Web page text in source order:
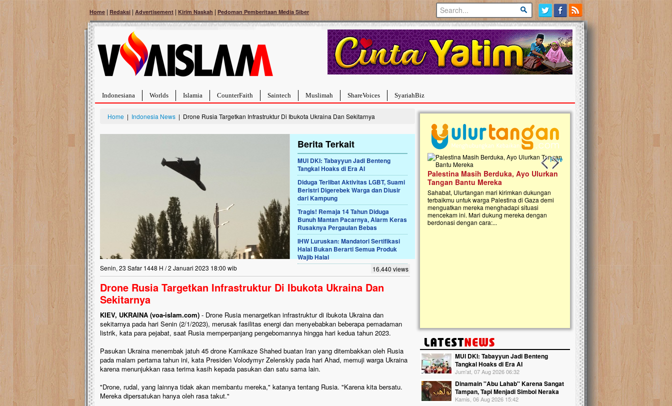
Home | Redaksi | Advertisement | Kirim Naskah | Pedoman Pemberitaan Media Siber
Indonesiana Worlds Islamia CounterFaith Saintech Muslimah ShareVoices SyariahBiz
Home | Indonesia News | Drone Rusia Targetkan Infrastruktur Di Ibukota Ukraina Dan Sekitarnya
Berita Terkait
MUI DKI: Tabayyun Jadi Benteng
Tangkal Hoaks di Era AI
Diduga Terlibat Aktivitas LGBT, Suami
Beristri Digerebek Warga dan Diusir
dari Kampung
Tragis! Remaja 14 Tahun Diduga
Bunuh Mantan Pacarnya, Alarm Keras
Rusaknya Pergaulan Bebas
IHW Luruskan: Mandatori Sertifikasi
Halal Bukan Berarti Semua Produk
Wajib Halal
Senin, 23 Safar 1448 H / 2 Januari 2023 18:00 wib 16.440 views
Drone Rusia Targetkan Infrastruktur Di Ibukota Ukraina Dan
Sekitarnya
KIEV, UKRAINA (voa-islam.com) - Drone Rusia menargetkan infrastruktur di ibukota Ukraina dan
sekitarnya pada hari Senin (2/1/2023), merusak fasilitas energi dan menyebabkan beberapa pemadaman
listrik, kata para pejabat, saat Rusia memperpanjang pengebomannya hingga hari kedua tahun 2023.
Pasukan Ukraina menembak jatuh 45 drone Kamikaze Shahed buatan Iran yang ditembakkan oleh Rusia
pada malam pertama tahun ini, kata Presiden Volodymyr Zelenskiy pada hari Ahad, memuji warga Ukraina
karena menunjukkan rasa terima kasih kepada pasukan dan satu sama lain.
"Drone, rudal, yang lainnya tidak akan membantu mereka," katanya tentang Rusia. "Karena kita bersatu.
Mereka dipersatukan hanya oleh rasa takut."
Previous slide
Next slide
Bantu Naura, Balita Hebat Sembuh Dari
Tumor Pembuluh Darah
Hidup Naura Salsabila dipenuhi dengan
rintangan yang sangat berat. Meskipun baru
berusia sepuluh bulan, bayi yang imut ini harus
menghadapi penyakit yang dahsyat, yaitu tumor
pembuluh darah berukuran...
Lima Tahun Mangkrak, Masjid di
Pelosok ini Mengenaskan. Ayo Bantu.!!
Nasib masjid di Kampung Cilumbu ini sungguh
mengenaskan. Lima tahun mangkrak, kini nyaris
berlumut, dan menghitam terpapar panas dan
Palestina Masih Berduka, Ayo Ulurkan
Tangan Bantu Mereka
Sahabat, Ulurtangan mari kirimkan dukungan
terbaikmu untuk warga Palestina di Gaza demi
menguatkan mereka menghadapi situasi
mencekam ini. Mari dukung mereka dengan
berdonasi dengan cara:...
Open Donasi Wakaf
Rumah Qur'an & TK Islam
Najjah di Jonggol
Saat ini, Ulurtangan bersama Yayasan
Najjahtul Islam Jonggol sedang merintis
pembangunan Rumah Qur’an dan
kanak Islam Terpadu (TKIT) An Najjah
Gedung Majelis Taklim di Jonggol,...
MUI DKI: Tabayyun Jadi Benteng
Tangkal Hoaks di Era AI
Jum'at, 07 Aug 2026 06:32
Dinamain ''Abu Lahab'' Karena Sangat
Tampan, Tapi Menjadi Simbol Neraka
Kamis, 06 Aug 2026 15:42